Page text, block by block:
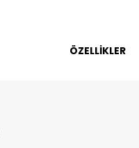
ÖZELLİKLER